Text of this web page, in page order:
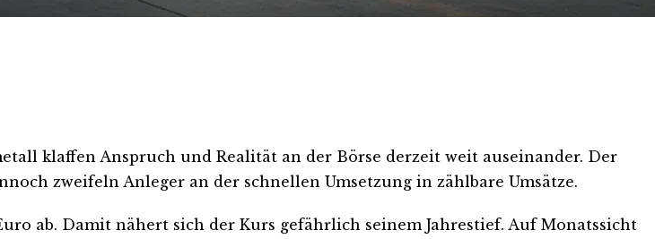
klaffen Anspruch und Realität an der Börse derzeit weit auseinander. Der
zweifeln Anleger an der schnellen Umsetzung in zählbare Umsätze.
ab. Damit nähert sich der Kurs gefährlich seinem Jahrestief. Auf Monatssicht